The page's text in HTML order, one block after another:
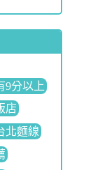
9分以上
店
北麵線